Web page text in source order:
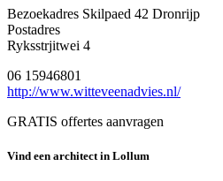
Bezoekadres Skilpaed 42 Dronrijp
Postadres
Ryksstrjitwei 4
06 15946801
http://www.witteveenadvies.nl/
GRATIS offertes aanvragen
Vind een architect in Lollum